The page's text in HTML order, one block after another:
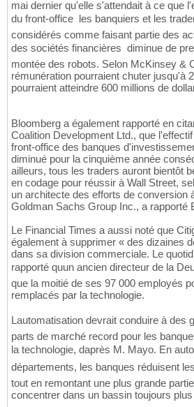
mai dernier qu'elle s'attendait à ce que
du front-office  les banquiers et les
considérés comme faisant partie des
des sociétés financières  diminue de
montée des robots. Selon McKinsey &
rémunération pourraient chuter jusqu'à
pourraient atteindre 600 millions de
Bloomberg a également rapporté en
Coalition Development Ltd., que
front-office des banques
diminué pour la cinquième année
ailleurs, tous les traders auront bientôt
en codage pour réussir à Wall Street,
un architecte des efforts de conversion
Goldman Sachs Group Inc., a rapporté
Le Financial Times a aussi noté que
également à supprimer « des dizaines
dans sa division commerciale. Le
rapporté quun ancien directeur de la
que la moitié de ses 97 000 employés
remplacés par la technologie.
Lautomatisation devrait conduire à des
parts de marché record pour les
la technologie, daprès M. Mayo. En
départements, les banques réduisent
tout en remontant une plus grande
concentrer dans un bassin toujours